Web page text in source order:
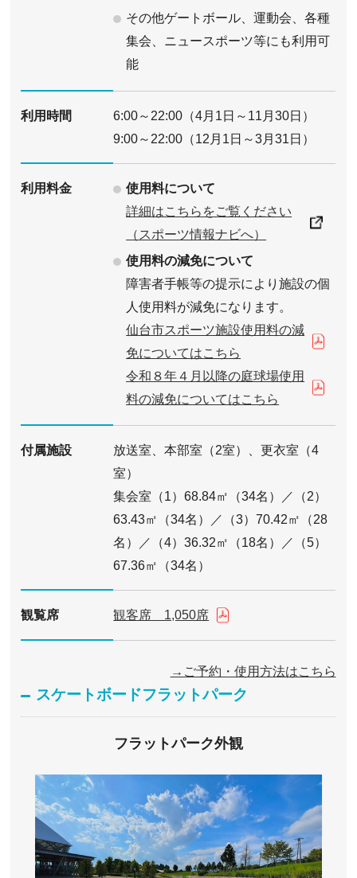
その他ゲートボール、運動会、各種
集会、ニュースポーツ等にも利用可
能
利用時間
6:00～22:00（4月1日～11月30日）
9:00～22:00（12月1日～3月31日）
利用料金 使用料について
詳細はこちらをご覧ください
（スポーツ情報ナビへ）
使用料の減免について
障害者手帳等の提示により施設の個
人使用料が減免になります。
仙台市スポーツ施設使用料の減
免についてはこちら
令和８年４月以降の庭球場使用
料の減免についてはこちら
付属施設
放送室、本部室（2室）、更衣室（4
室）
集会室（1）68.84㎡（34名）／（2）
63.43㎡（34名）／（3）70.42㎡（28
名）／（4）36.32㎡（18名）／（5）
67.36㎡（34名）
観覧席 観客席 1,050席
→ご予約・使用方法はこちら
スケートボードフラットパーク
フラットパーク外観